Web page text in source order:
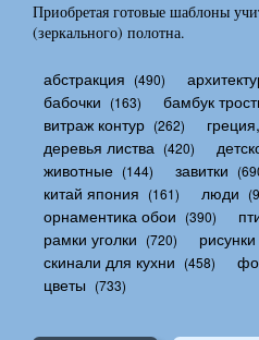
Приобретая готовые шаблоны
(зеркального) полотна.
абстракция (490)
бабочки (163) бамбук
витраж контур (262)
деревья листва (420)
животные (144) завитки
китай япония (161) люди
орнаментика обои (390)
рамки уголки (720)
скинали для кухни (458)
цветы (733)